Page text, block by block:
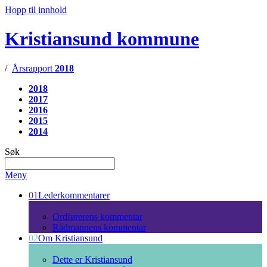
Hopp til innhold
Kristiansund kommune
/ Årsrapport 2018
2018
2017
2016
2015
2014
Søk
Meny
01Lederkommentarer
Ordførerens kommentar
Rådmannens kommentar
02Om Kristiansund
Dette er Kristiansund